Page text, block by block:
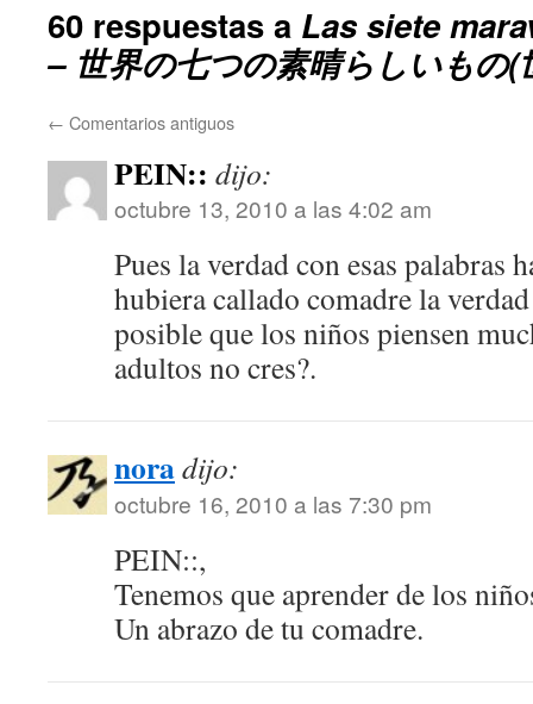
60 respuestas a Las siete
– 世界の七つの素晴らしいもの(
← Comentarios antiguos
PEIN:: dijo:
octubre 13, 2010 a las 4:02 am
Pues la verdad con esas palabras
hubiera callado comadre la
posible que los niños piensen
adultos no cres?.
noradijo:
octubre 16, 2010 a las 7:30 pm
PEIN::,
Tenemos que aprender de los
Un abrazo de tu comadre.